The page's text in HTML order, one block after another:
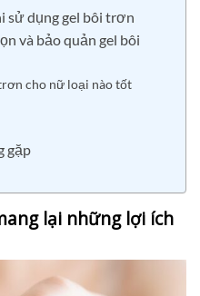
sử dụng gel bôi trơn
và bảo quản gel bôi
cho nữ loại nào tốt
gặp
lại những lợi ích